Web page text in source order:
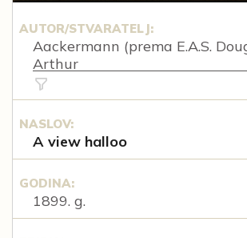
AUTOR/STVARATELJ:
Aackermann (prema E.A.S.
Arthur
NASLOV:
A view halloo
GODINA:
1899. g.